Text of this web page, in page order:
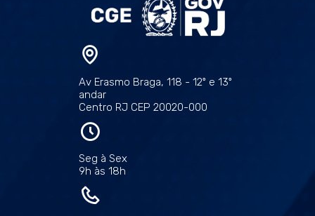
Av Erasmo Braga, 118 - 12º e 13º
andar
Centro RJ CEP 20020-000
Seg à Sex
9h às 18h